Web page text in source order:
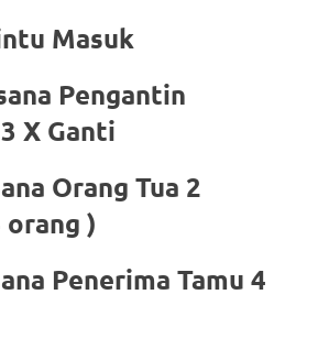
Masuk
Pengantin
X Ganti
Orang Tua 2
orang )
Penerima Tamu 4